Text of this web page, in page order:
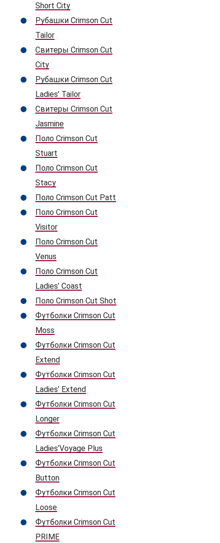
Short City
Рубашки Crimson Cut
Tailor
Свитеры Crimson Cut
City
Рубашки Crimson Cut
Ladies’ Tailor
Свитеры Crimson Cut
Jasmine
Поло Crimson Cut
Stuart
Поло Crimson Cut
Stacy
Поло Crimson Cut Patt
Поло Crimson Cut
Visitor
Поло Crimson Cut
Venus
Поло Crimson Cut
Ladies’ Coast
Поло Crimson Cut Shot
Футболки Crimson Cut
Moss
Футболки Crimson Cut
Extend
Футболки Crimson Cut
Ladies’ Extend
Футболки Crimson Cut
Longer
Футболки Crimson Cut
Ladies’Voyage Plus
Футболки Crimson Cut
Button
Футболки Crimson Cut
Loose
Футболки Crimson Cut
PRIME